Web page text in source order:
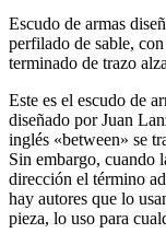
Escudo de armas
perfilado de sable,
terminado de trazo
Este es el escudo de
diseñado por Juan
inglés «between» se
Sin embargo, cuando
dirección el término
hay autores que lo
pieza, lo uso para